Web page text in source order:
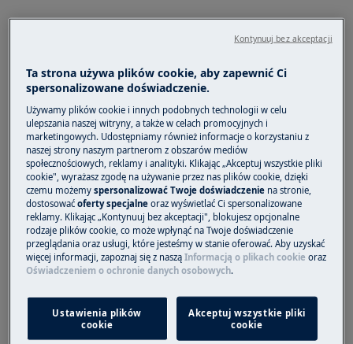
powietrza?
Na czym polega funkcja jonizacji w
oczyszczaczu powietrza?
Po włączeniu nawiżacza powietrza,
oczyszczacz zwiększa intensywność
pracy
Lampka oczyszczacza powietrza miga na
Czy mój oczyszczacz powietrza usuwa
Ta strona używa plików cookie, aby zapewnić Ci
spersonalizowane doświadczenie.
Używamy plików cookie i innych podobnych technologii w celu
ulepszania naszej witryny, a także w celach promocyjnych i
marketingowych. Udostępniamy również informacje o korzystaniu z
naszej strony naszym partnerom z obszarów mediów
społecznościowych, reklamy i analityki. Klikając „Akceptuj wszystkie pliki
cookie", wyrażasz zgodę na używanie przez nas plików cookie, dzięki
czemu możemyspersonalizować Twoje doświadczenie na stronie,
dostosowaćoferty specjalne oraz wyświetlać Ci spersonalizowane
reklamy. Klikając „Kontynuuj bez akceptacji", blokujesz opcjonalne
rodzaje plików cookie, co może wpłynąć na Twoje doświadczenie
przeglądania oraz usługi, które jesteśmy w stanie oferować. Aby uzyskać
więcej informacji, zapoznaj się z nasząInformacją o plikach cookie oraz
Oświadczeniem o ochronie danych osobowych.
Ustawienia plików
cookie
Akceptuj wszystkie pliki
cookie
Kontynuuj bez akceptacji